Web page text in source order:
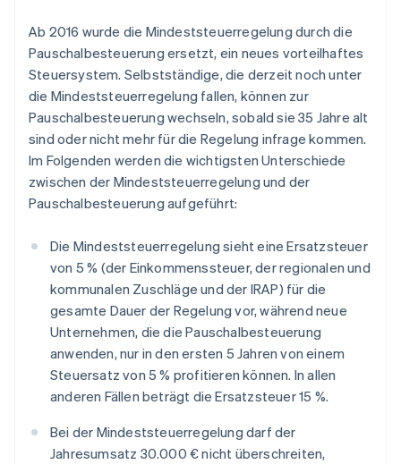
Ab 2016 wurde die Mindeststeuerregelung durch die
Pauschalbesteuerung ersetzt, ein neues vorteilhaftes
Steuersystem. Selbstständige, die derzeit noch unter
die Mindeststeuerregelung fallen, können zur
Pauschalbesteuerung wechseln, sobald sie 35 Jahre alt
sind oder nicht mehr für die Regelung infrage kommen.
Im Folgenden werden die wichtigsten Unterschiede
zwischen der Mindeststeuerregelung und der
Pauschalbesteuerung aufgeführt:
Die Mindeststeuerregelung sieht eine Ersatzsteuer
von 5 % (der Einkommenssteuer, der regionalen und
kommunalen Zuschläge und der IRAP) für die
gesamte Dauer der Regelung vor, während neue
Unternehmen, die die Pauschalbesteuerung
anwenden, nur in den ersten 5 Jahren von einem
Steuersatz von 5 % profitieren können. In allen
anderen Fällen beträgt die Ersatzsteuer 15 %.
Bei der Mindeststeuerregelung darf der
Jahresumsatz 30.000 € nicht überschreiten,